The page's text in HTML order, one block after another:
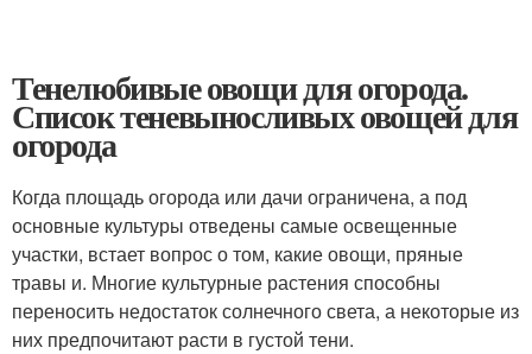
Тенелюбивые овощи для огорода.
Список теневыносливых овощей для
огорода
Когда площадь огорода или дачи ограничена, а под
основные культуры отведены самые освещенные
участки, встает вопрос о том, какие овощи, пряные
травы и. Многие культурные растения способны
переносить недостаток солнечного света, а некоторые из
них предпочитают расти в густой тени.